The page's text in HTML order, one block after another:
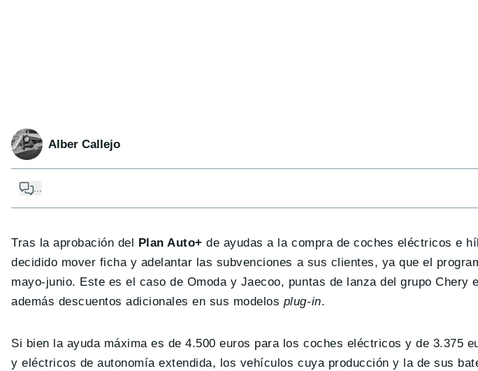
Alber Callejo
...
Tras la aprobación del Plan Auto+de ayudas a la compra de coches eléctricos e
decidido mover ficha y adelantar las subvenciones a sus clientes, ya que el
mayo-junio. Este es el caso de Omoda y Jaecoo, puntas de lanza del grupo Chery
además descuentos adicionales en sus modelos plug-in.
Si bien la ayuda máxima es de 4.500 euros para los coches eléctricos y de 3.375
y eléctricos de autonomía extendida, los vehículos cuya producción y la de sus